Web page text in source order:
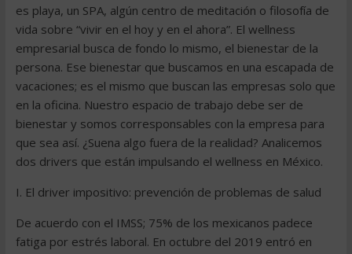
es playa, un SPA, algún centro de meditación o filosofía de
vida sobre “vivir en el hoy y en el ahora”. El wellness
empresarial busca de fondo lo mismo, el bienestar de la
persona. Ese bienestar que buscamos en una escapada de
vacaciones; es el mismo que buscan las empresas solo que
en la oficina. Nuestro espacio de trabajo debe ser de
bienestar y somos corresponsables con la empresa para
que sea así. ¿Suena algo fuera de la realidad? Analicemos
dos drivers que están impulsando el wellness en México.
I. El driver impositivo: prevención de problemas de salud
De acuerdo con el IMSS; 75% de los mexicanos padece
fatiga por estrés laboral. En octubre del 2019 entró en